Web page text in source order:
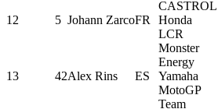
12 5 Johann ZarcoFR
CASTROL
Honda
LCR
13 42Alex Rins ES
Monster
Energy
Yamaha
MotoGP
Team